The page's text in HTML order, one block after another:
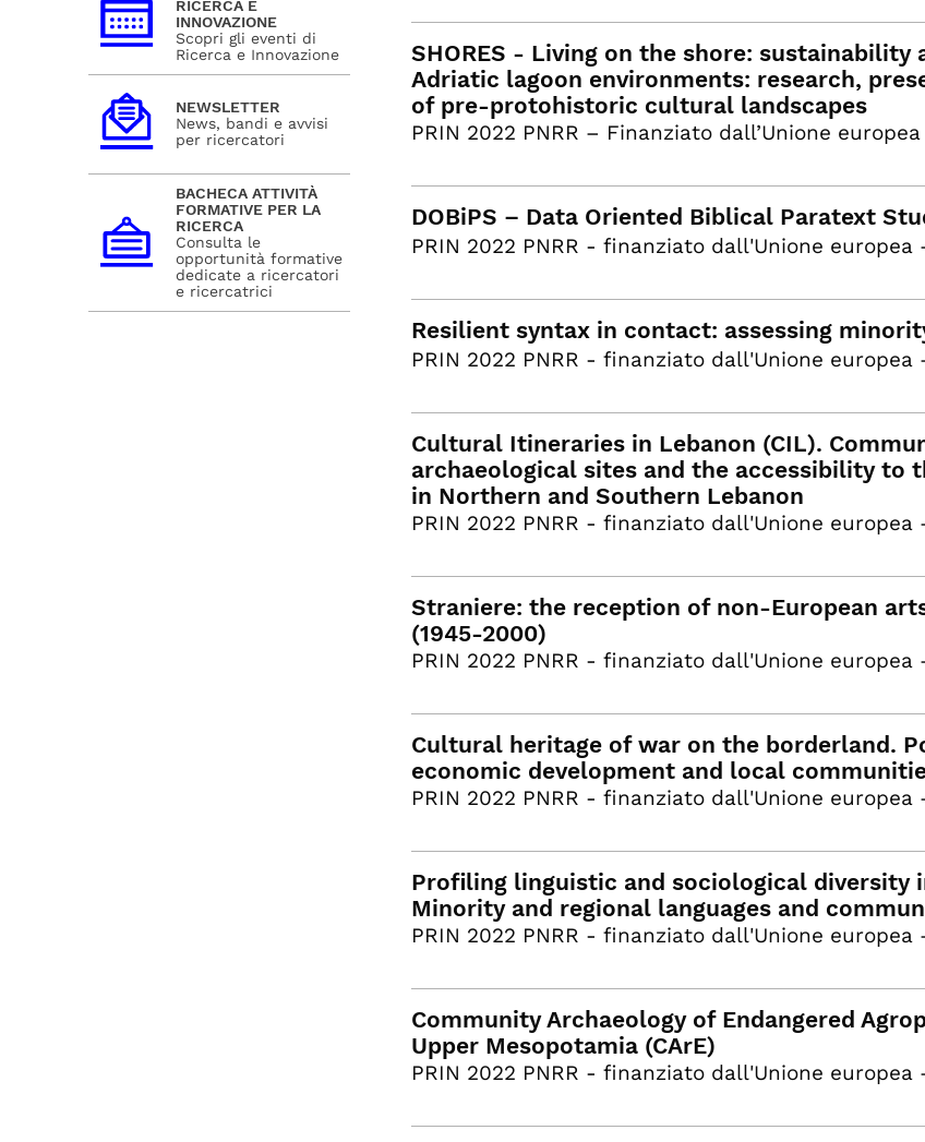
SHORES - Living on the shore:
Adriatic lagoon environments: research,
of pre-protohistoric cultural landscapes
PRIN 2022 PNRR – Finanziato dall’Unione
DOBiPS – Data Oriented Biblical Paratext
PRIN 2022 PNRR - finanziato dall'Unione europea
Resilient syntax in contact: assessing
PRIN 2022 PNRR - finanziato dall'Unione europea
Cultural Itineraries in Lebanon (CIL).
archaeological sites and the accessibility to
in Northern and Southern Lebanon
PRIN 2022 PNRR - finanziato dall'Unione europea
Straniere: the reception of non-European
(1945-2000)
PRIN 2022 PNRR - finanziato dall'Unione europea
Cultural heritage of war on the borderland.
economic development and local
PRIN 2022 PNRR - finanziato dall'Unione europea
Profiling linguistic and sociological diversity
Minority and regional languages and
PRIN 2022 PNRR - finanziato dall'Unione europea
Community Archaeology of Endangered
Upper Mesopotamia (CArE)
PRIN 2022 PNRR - finanziato dall'Unione europea
RICERCA E
INNOVAZIONE
Scopri gli eventi di
Ricerca e Innovazione
NEWSLETTER
News, bandi e avvisi
per ricercatori
BACHECA ATTIVITÀ
FORMATIVE PER LA
RICERCA
Consulta le
opportunità formative
dedicate a ricercatori
e ricercatrici